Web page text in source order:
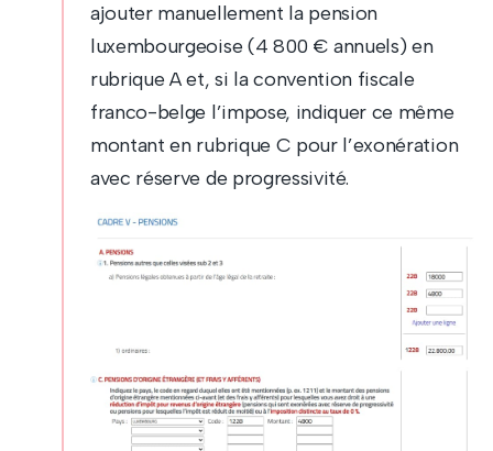
ajouter manuellement la pension
luxembourgeoise (4 800 € annuels) en
rubrique A et, si la convention fiscale
franco-belge l’impose, indiquer ce même
montant en rubrique C pour l’exonération
avec réserve de progressivité.